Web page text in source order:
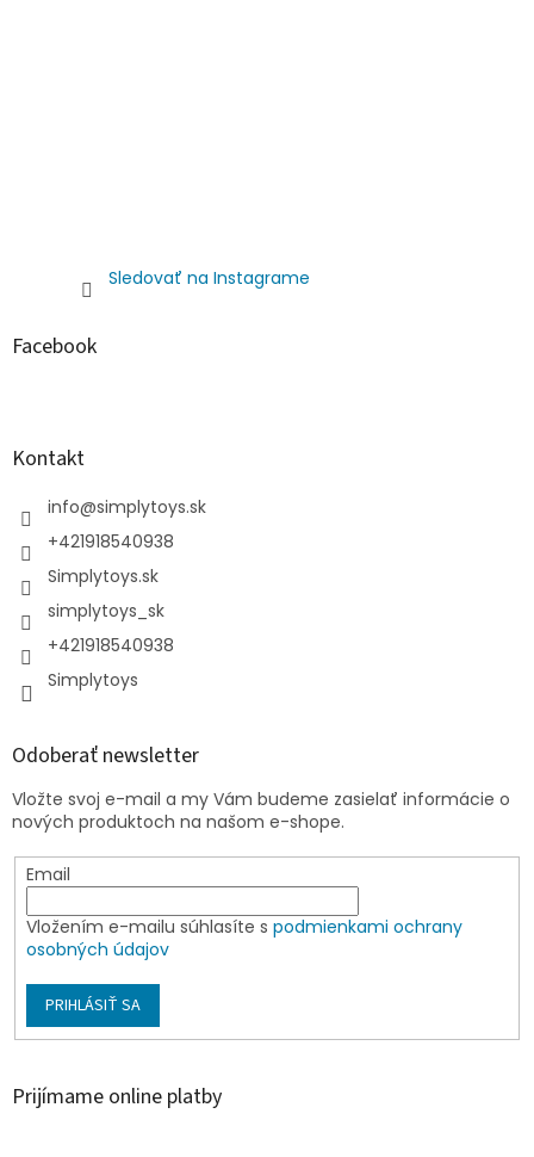
Sledovať na Instagrame
Facebook
Kontakt
info@simplytoys.sk
+421918540938
Simplytoys.sk
simplytoys_sk
+421918540938
Simplytoys
Odoberať newsletter
Vložte svoj e-mail a my Vám budeme zasielať informácie o
nových produktoch na našom e-shope.
Email
Vložením e-mailu súhlasíte s podmienkami ochrany
osobných údajov
PRIHLÁSIŤ SA
Prijímame online platby